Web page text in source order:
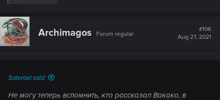
c
t
i
o
Archimagos Forum regular
#106
Aug 27, 2021
Saterael said:
Не могу теперь вспомнить, кто рассказал Вакако, в